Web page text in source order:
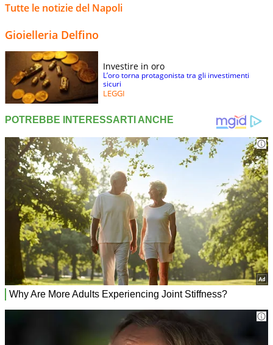
Tutte le notizie del Napoli
Gioielleria Delfino
Investire in oro
L’oro torna protagonista tra gli investimenti
sicuri
LEGGI